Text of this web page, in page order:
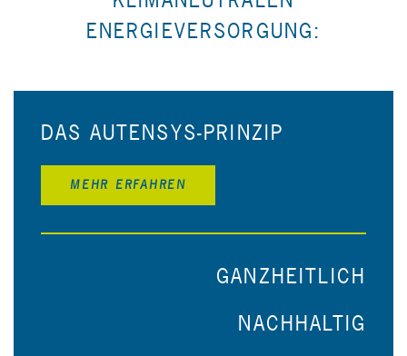
ENERGIEVERSORGUNG:
DAS AUTENSYS-PRINZIP
MEHR ERFAHREN
GANZHEITLICH
NACHHALTIG